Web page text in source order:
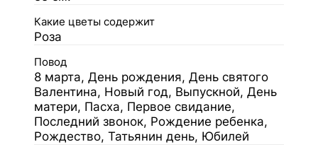
Какие цветы содержит
Роза
Повод
8 марта, День рождения, День святого
Валентина, Новый год, Выпускной, День
матери, Пасха, Первое свидание,
Последний звонок, Рождение ребенка,
Рождество, Татьянин день, Юбилей